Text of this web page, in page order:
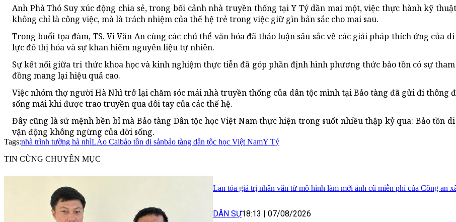
Anh Phà Thó Suy xúc động chia sẻ, trong bối cảnh nhà truyền thống tại Y Tý dần mai một, việc thực hành kỹ
không chỉ là công việc, mà là trách nhiệm của thế hệ trẻ trong việc giữ gìn bản sắc cho mai sau.
Trong buổi tọa đàm, TS. Vi Văn An cùng các chủ thể văn hóa đã thảo luận sâu sắc về các giải pháp thích ứng của
lực đô thị hóa và sự khan hiếm nguyên liệu tự nhiên.
Sự kết nối giữa tri thức khoa học và kinh nghiệm thực tiễn đã góp phần định hình phương thức bảo tồn có sự tham
đồng mang lại hiệu quả cao.
Việc nhóm thợ người Hà Nhì trở lại chăm sóc mái nhà truyền thống của dân tộc mình tại Bảo tàng đã gửi đi thông
sống mãi khi được trao truyền qua đôi tay của các thế hệ.
Đây cũng là sứ mệnh bền bỉ mà Bảo tàng Dân tộc học Việt Nam thực hiện trong suốt nhiều thập kỷ qua: Bảo tồn
vận động không ngừng của đời sống.
Tags:nhà trình tường hà nhìLÀo Caibảo tồn di sảnbảo tàng dân tộc học Việt NamY Tý
TIN CÙNG CHUYÊN MỤC
Lan tỏa giá trị nhân văn từ mô hình làm mới ảnh cũ miễn phí của Công an
DÂN SỰ18:13 07/08/2026